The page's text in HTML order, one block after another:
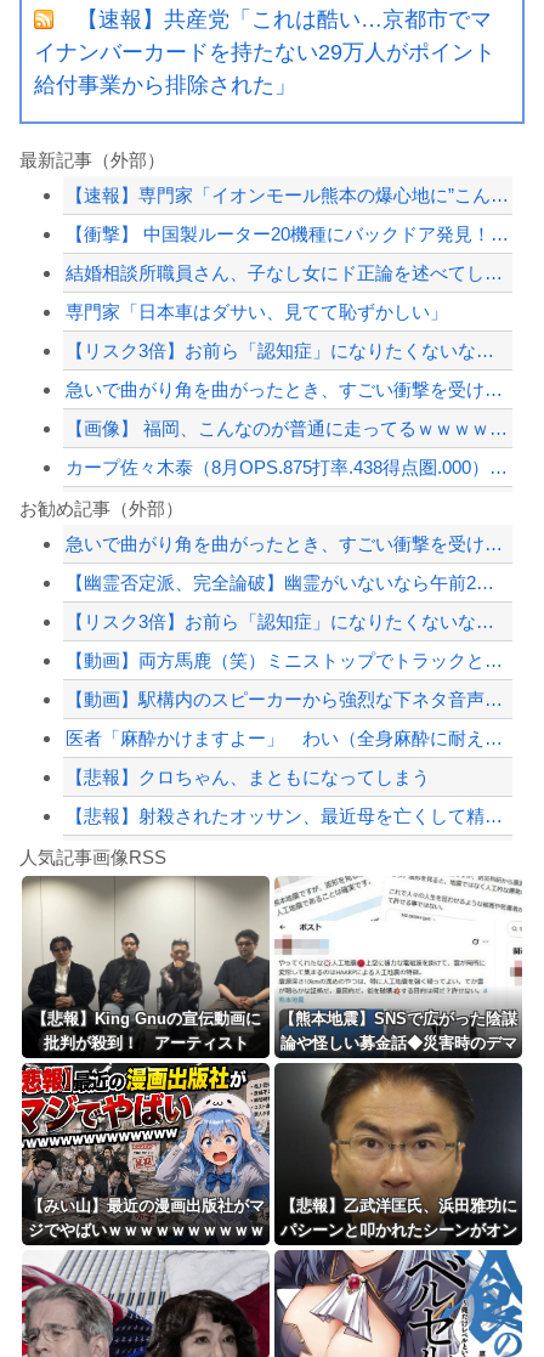
【速報】共産党「これは酷い…京都市でマ
イナンバーカードを持たない29万人がポイント
給付事業から排除された」
最新記事（外部）
【速報】専門家「イオンモール熊本の爆心地に”こんなもの”があったんだけど…」
【衝撃】 中国製ルーター20機種にバックドア発見！ ネットに繋ぐだけで35秒ごと...
結婚相談所職員さん、子なし女にド正論を述べてしまう…
専門家「日本車はダサい、見てて恥ずかしい」
【リスク3倍】お前ら「認知症」になりたくないなら酒をやめろ
急いで曲がり角を曲がったとき、すごい衝撃を受けてリアルに2ｍくらいふっとんだ
【画像】 福岡、こんなのが普通に走ってるｗｗｗｗｗｗｗｗｗｗｗｗｗｗｗｗｗｗｗｗ...
カープ佐々木泰（8月OPS.875打率.438得点圏.000）←1番に置いた方が...
【画像】髪型が完全に『鬼頭』な女キャラwwwwww
【衝撃】中国製ルーター20機種にバックドア発見！ ネットに繋ぐだけで35秒ごとに...
【草】アル中「水飲みたくない！」 グラス「はい転倒」
【配信者】「金バエ」のSNS更新が1週間途絶え、様々な憶測が飛び交う。1週間ぶり...
【緊急速報】NYで警官が黒人男性の首を絞め、暴動第二波不可避へ
Powered by livedoor 相互RSS
お勧め記事（外部）
急いで曲がり角を曲がったとき、すごい衝撃を受けてリアルに2ｍくらいふっとんだ
【幽霊否定派、完全論破】幽霊がいないなら午前2時に一人で墓石を木刀で叩き割れるよ...
【リスク3倍】お前ら「認知症」になりたくないなら酒をやめろ
【動画】両方馬鹿（笑）ミニストップでトラックと衝突したドラレコが（ノ∇`）
【動画】駅構内のスピーカーから強烈な下ネタ音声が垂れ流される 全乗客困惑の音声が...
医者「麻酔かけますよー」 わい（全身麻酔に耐えて見せる！うおおおおおお！！！！）
【悲報】クロちゃん、まともになってしまう
【悲報】射殺されたオッサン、最近母を亡くして精神的ショックを受けていたと判明
白石「あ、あきら様……？」あきら「……白石」
8/4のニュース
日本旅行キャンセルすべきか…1万年ぶり史上最大級の火山の兆し＝韓国の反応
更新中止のお知らせ
海外「おめでとうタキ！」リヴァプール南野がバースデーゴール！！
Powered by livedoor 相互RSS
人気記事画像RSS
【悲報】King Gnuの宣伝動画に
批判が殺到！ アーティスト
に“好感度”ばかり求める時代への
違和感
【熊本地震】SNSで広がった陰謀
論や怪しい募金話◆災害時のデマ
注意、専門家は「一次情報チェッ
クを」
【みい山】最近の漫画出版社がマ
ジでやばいｗｗｗｗｗｗｗｗｗｗ
ｗｗｗｗ
【悲報】乙武洋匡氏、浜田雅功に
パシーンと叩かれたシーンがオン
エアされず「障害者相手だと放送
されなくなる。俺、逆差別だと思
って」